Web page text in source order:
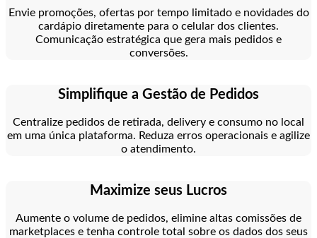
Envie promoções, ofertas por tempo limitado e novidades do
cardápio diretamente para o celular dos clientes.
Comunicação estratégica que gera mais pedidos e
conversões.
Simplifique a Gestão de Pedidos
Centralize pedidos de retirada, delivery e consumo no local
em uma única plataforma. Reduza erros operacionais e agilize
o atendimento.
Maximize seus Lucros
Aumente o volume de pedidos, elimine altas comissões de
marketplaces e tenha controle total sobre os dados dos seus